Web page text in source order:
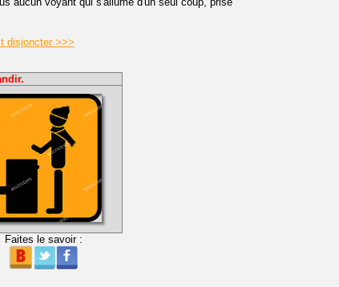
disjoncter >>>
Faites le savoir :